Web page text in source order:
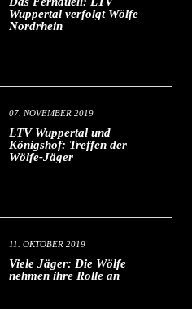
Wuppertal verfolgt Wölfe
Nordrhein
07. NOVEMBER 2019
LTV Wuppertal und
Königshof: Treffen der
Wölfe-Jäger
11. OKTOBER 2019
Viele Jäger: Die Wölfe
nehmen ihre Rolle an